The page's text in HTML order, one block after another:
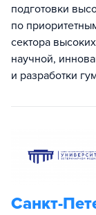
подготовки
по
сектора
научной,
и разработки
Санкт-